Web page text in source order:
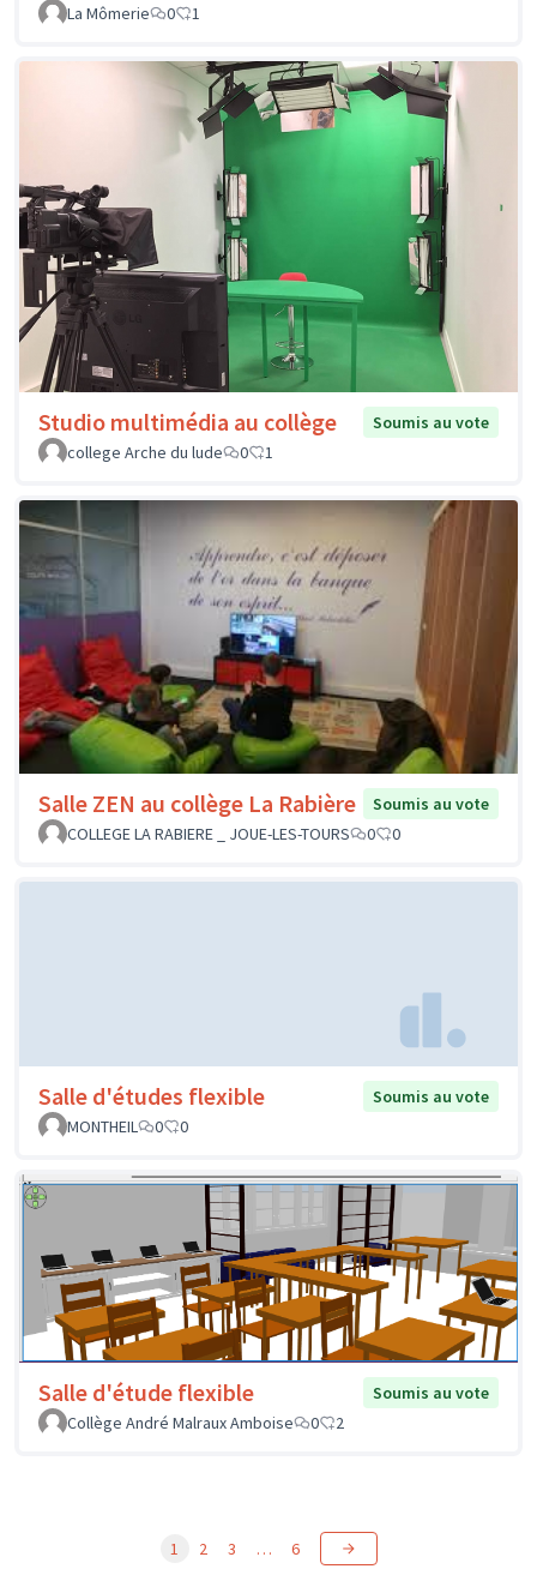
La Mômerie
0 1
Studio multimédia au collège
Soumis au vote
college Arche du lude
0 1
Salle ZEN au collège La Rabière
Soumis au vote
COLLEGE LA RABIERE _ JOUE-LES-TOURS
0 0
Salle d'études flexible
Soumis au vote
MONTHEIL
0 0
Salle d'étude flexible
Soumis au vote
Collège André Malraux Amboise
0 2
1 2 3 … 6